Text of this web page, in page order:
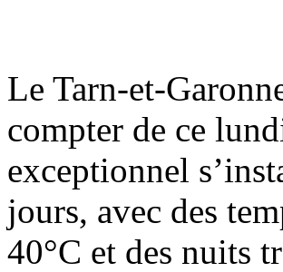
Le Tarn-et-
compter de ce
exceptionnel
jours, avec des
40°C et des nuits